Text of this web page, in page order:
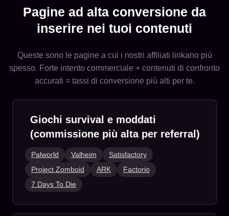
Pagine ad alta conversione da
inserire nei tuoi contenuti
Queste sono le pagine a cui i nostri affiliati linkano più
spesso. Forte intento commerciale + contenuti di confronto
accurati = tassi di conversione più alti per te.
Giochi survival e moddati
(commissione più alta per referral)
Palworld Valheim
Satisfactory
Project Zomboid
ARK
Factorio
7 Days To Die